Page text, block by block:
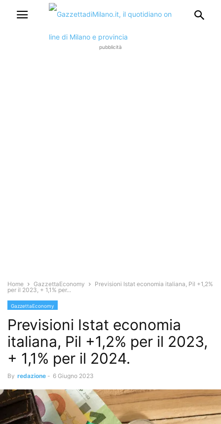
pubblicità
Home GazzettaEconomy
Previsioni Istat economia italiana, Pil +1,2%
per il 2023, + 1,1% per...
GazzettaEconomy
Previsioni Istat economia
italiana, Pil +1,2% per il 2023,
+ 1,1% per il 2024.
By redazione - 6 Giugno 2023